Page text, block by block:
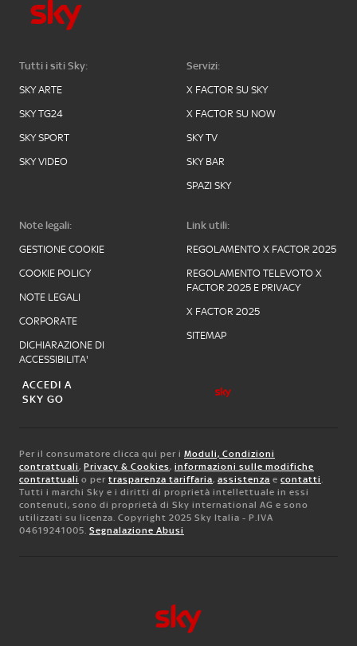
Tutti i siti Sky:
SKY ARTE
SKY TG24
SKY SPORT
SKY VIDEO
Servizi:
X FACTOR SU SKY
X FACTOR SU NOW
SKY TV
SKY BAR
SPAZI SKY
Note legali:
GESTIONE COOKIE
COOKIE POLICY
NOTE LEGALI
CORPORATE
DICHIARAZIONE DI
ACCESSIBILITA'
Link utili:
REGOLAMENTO X FACTOR 2025
REGOLAMENTO TELEVOTO X
FACTOR 2025 E PRIVACY
X FACTOR 2025
SITEMAP
ACCEDI A
SKY GO
Per il consumatore clicca qui per i Moduli, Condizioni
contrattuali, Privacy & Cookies, informazioni sulle modifiche
contrattuali o per trasparenza tariffaria, assistenza e contatti.
Tutti i marchi Sky e i diritti di proprietà intellettuale in essi
contenuti, sono di proprietà di Sky international AG e sono
utilizzati su licenza. Copyright 2025 Sky Italia - P.IVA
04619241005. Segnalazione Abusi